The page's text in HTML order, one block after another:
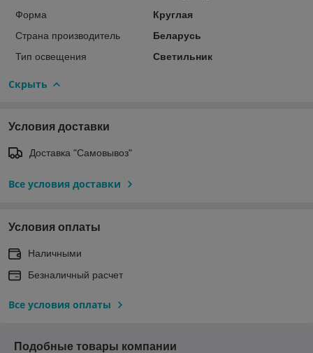
Форма
Круглая
Страна производитель
Беларусь
Тип освещения
Светильник
Скрыть
Условия доставки
Доставка "Самовывоз"
Все условия доставки
Условия оплаты
Наличными
Безналичный расчет
Все условия оплаты
Подобные товары компании